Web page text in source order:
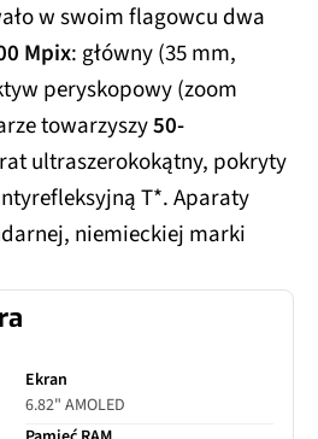
w swoim flagowcu dwa
Mpix: główny (35 mm,
peryskopowy (zoom
towarzyszy50-
ultraszerokokątny, pokryty
T*. Aparaty
niemieckiej marki
Ekran
6.82" AMOLED